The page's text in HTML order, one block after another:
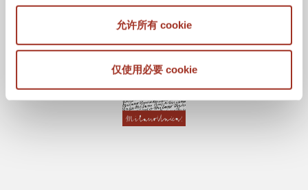
允许所有 cookie
仅使用必要 cookie